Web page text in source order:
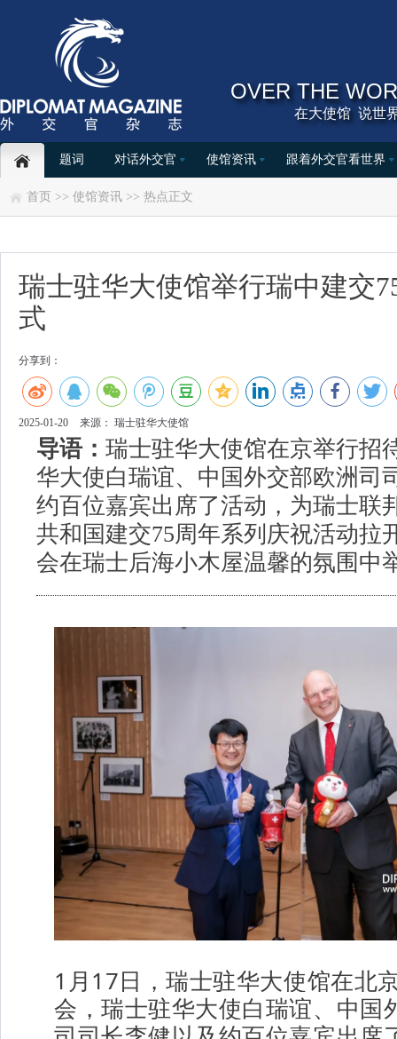
OVER THE
在大使馆 说世界
题词 对话外交官 使馆资讯 跟着外交官看世界
首页 >> 使馆资讯 >> 热点 正文
瑞士驻华大使馆举行瑞中建交
式
分享到：
2025-01-20 来源： 瑞士驻华大使馆
导语： 瑞士驻华大使馆在京举行招
华大使白瑞谊、中国外交部欧洲司
约百位嘉宾出席了活动，为瑞士联
共和国建交75周年系列庆祝活动拉
会在瑞士后海小木屋温馨的氛围中
1月17日，瑞士驻华大使馆在北
会，瑞士驻华大使白瑞谊、中国